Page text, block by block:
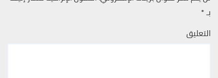
بـ*
التعليق